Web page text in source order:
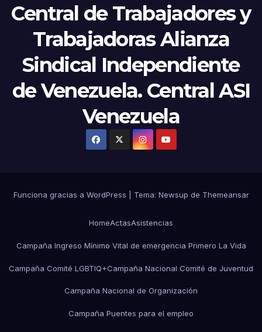
Central de Trabajadores y
Trabajadoras Alianza
Sindical Independiente
de Venezuela. Central ASI
Venezuela
Funciona gracias a WordPress Tema: Newsup de Themeansar
HomeActasAsistencias
Campaña Ingreso Mínimo Vital de emergencia Primero La Vida
Campaña Comité LGBTIQ+Campaña Nacional Comité de Juventud
Campaña Nacional de Organización
Campaña Puentes para el empleo